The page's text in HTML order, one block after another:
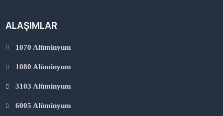
ALAŞIMLAR
1070 Alüminyum
1080 Alüminyum
3103 Alüminyum
6005 Alüminyum